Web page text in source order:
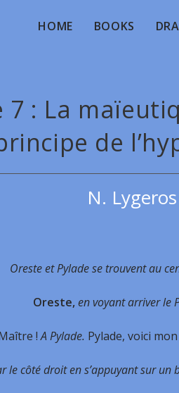
HOME BOOKS
7 : La
de
N. Lygeros
Oreste et Pylade se trouvent au
Oreste,en voyant arriver le
!A Pylade. Pylade, voici
le côté droit en s’appuyant sur